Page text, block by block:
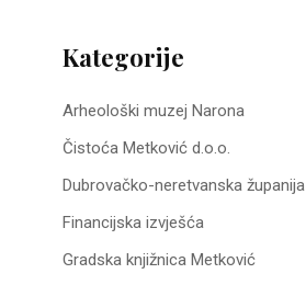
Kategorije
Arheološki muzej Narona
Čistoća Metković d.o.o.
Dubrovačko-neretvanska županija
Financijska izvješća
Gradska knjižnica Metković